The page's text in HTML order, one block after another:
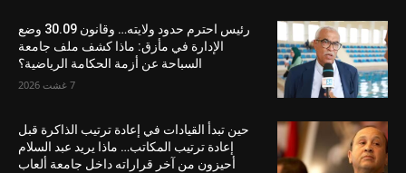
رئيس احترم حدود ولايته… وقانون 30.09 وضع
الإدارة في مأزق: ماذا كشف ملف جامعة
السباحة عن أزمة الحكامة الرياضية؟
7 غشت 2026
حين تبدأ القيادات في إعادة ترتيب الذاكرة قبل
إعادة ترتيب المكاتب… ماذا يريد عبد السلام
أحيزون من آخر قراراته داخل جامعة ألعاب